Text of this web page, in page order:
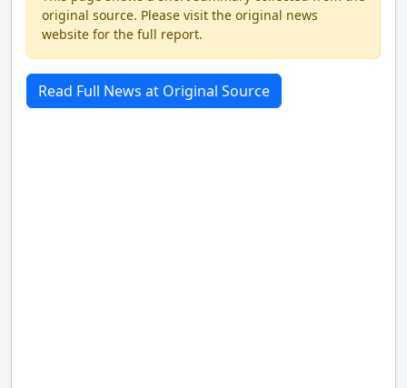
original source. Please visit the original news
website for the full report.
Read Full News at Original Source